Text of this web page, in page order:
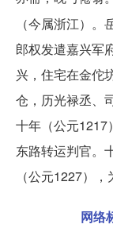
（今属浙江）
郎权发遣嘉兴军
兴，住宅在金佗
仓，历光禄丞、
十年（公元1217
东路转运判官。
（公元1227）
网络